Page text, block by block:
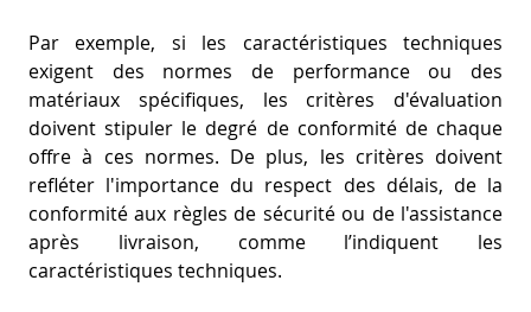
Par exemple, si les caractéristiques techniques
exigent des normes de performance ou des
matériaux spécifiques, les critères d'évaluation
doivent stipuler le degré de conformité de chaque
offre à ces normes. De plus, les critères doivent
refléter l'importance du respect des délais, de la
conformité aux règles de sécurité ou de l'assistance
après livraison, comme l’indiquent les
caractéristiques techniques.